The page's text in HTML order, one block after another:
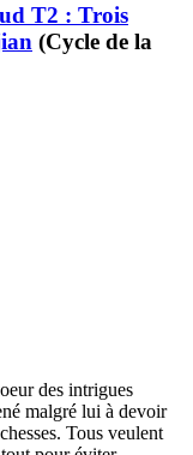
T2 : Trois
(Cycle de la
des intrigues
malgré lui à devoir
Tous veulent